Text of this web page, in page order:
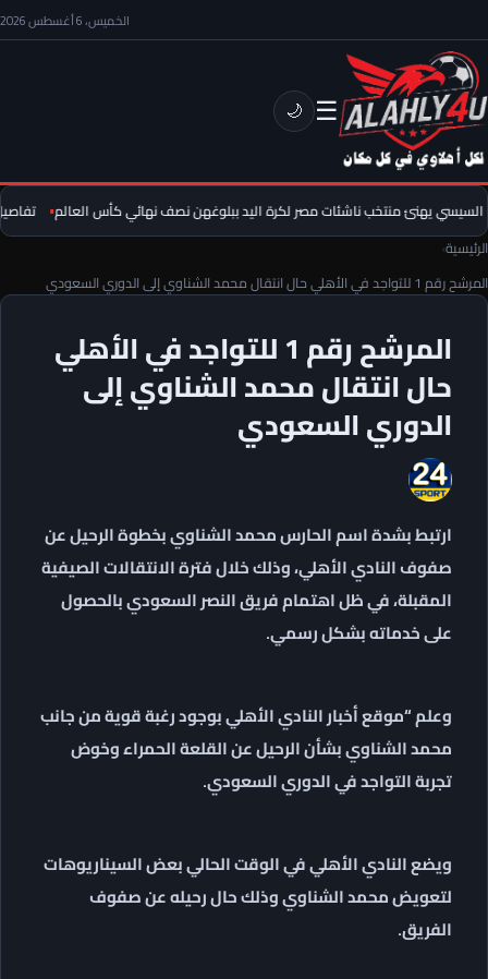
الخميس، 6 أغسطس 2026
☰
🌙
يهنئ منتخب ناشئات مصر لكرة اليد ببلوغهن نصف نهائي كأس العالم
الرئيسية›
المرشح رقم 1 للتواجد في الأهلي حال انتقال محمد الشناوي إلى الدوري السعودي
المرشح رقم 1 للتواجد في الأهلي
حال انتقال محمد الشناوي إلى
الدوري السعودي
ارتبط بشدة اسم الحارس محمد الشناوي بخطوة الرحيل عن
صفوف النادي الأهلي، وذلك خلال فترة الانتقالات الصيفية
المقبلة، في ظل اهتمام فريق النصر السعودي بالحصول
على خدماته بشكل رسمي.
وعلم “موقع أخبار النادي الأهلي بوجود رغبة قوية من جانب
محمد الشناوي بشأن الرحيل عن القلعة الحمراء وخوض
تجربة التواجد في الدوري السعودي.
ويضع النادي الأهلي في الوقت الحالي بعض السيناريوهات
لتعويض محمد الشناوي وذلك حال رحيله عن صفوف
الفريق.